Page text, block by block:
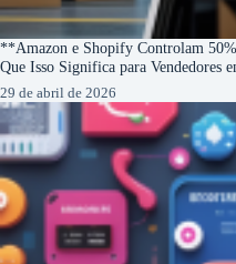
**Amazon e Shopify Controlam
Que Isso Significa para Vendedores
29 de abril de 2026